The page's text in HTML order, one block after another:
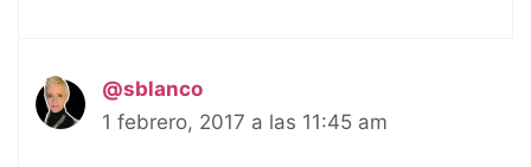
@sblanco
1 febrero, 2017 a las 11:45 am